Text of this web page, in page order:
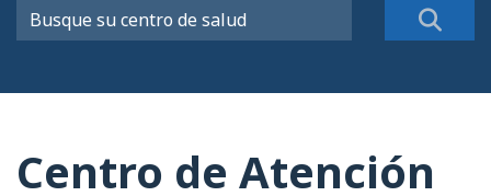
Centro de Atención